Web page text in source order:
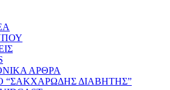
ΑΡΘΡΑ
“ΣΑΚΧΑΡΩΔΗΣ ΔΙΑΒΗΤΗΣ”